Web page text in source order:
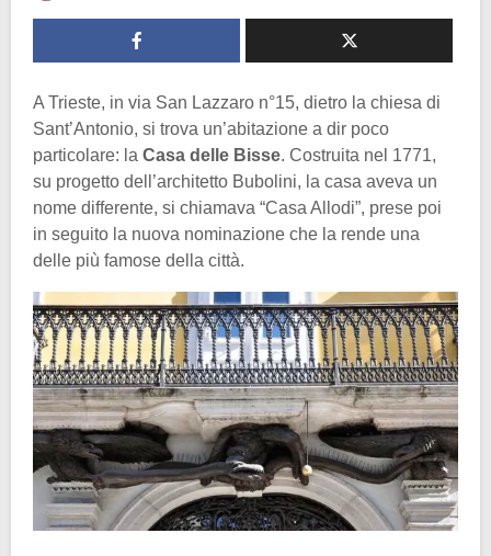
A Trieste, in via San Lazzaro n°15, dietro la chiesa di
Sant’Antonio, si trova un’abitazione a dir poco
particolare: la Casa delle Bisse. Costruita nel 1771,
su progetto dell’architetto Bubolini, la casa aveva un
nome differente, si chiamava “Casa Allodi”, prese poi
in seguito la nuova nominazione che la rende una
delle più famose della città.